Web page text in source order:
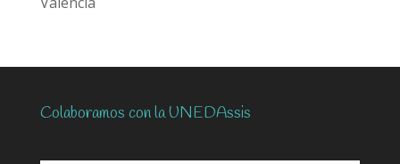
Colaboramos con la UNEDAssis